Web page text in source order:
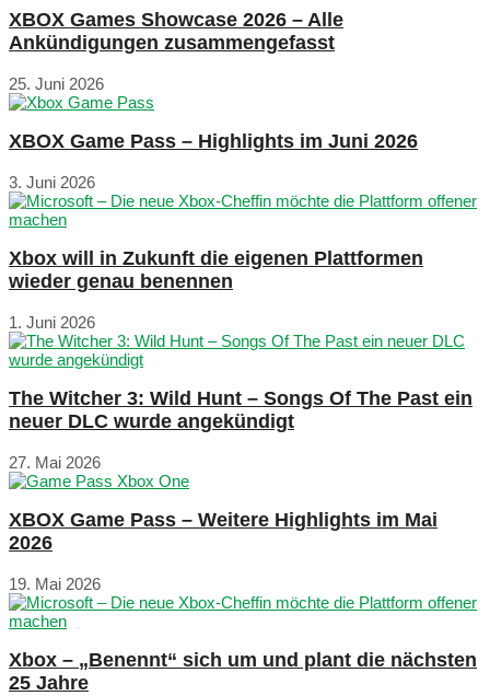
XBOX Games Showcase 2026 – Alle
Ankündigungen zusammengefasst
25. Juni 2026
XBOX Game Pass – Highlights im Juni 2026
3. Juni 2026
Xbox will in Zukunft die eigenen Plattformen
wieder genau benennen
1. Juni 2026
The Witcher 3: Wild Hunt – Songs Of The Past ein
neuer DLC wurde angekündigt
27. Mai 2026
XBOX Game Pass – Weitere Highlights im Mai
2026
19. Mai 2026
Xbox – „Benennt“ sich um und plant die nächsten
25 Jahre